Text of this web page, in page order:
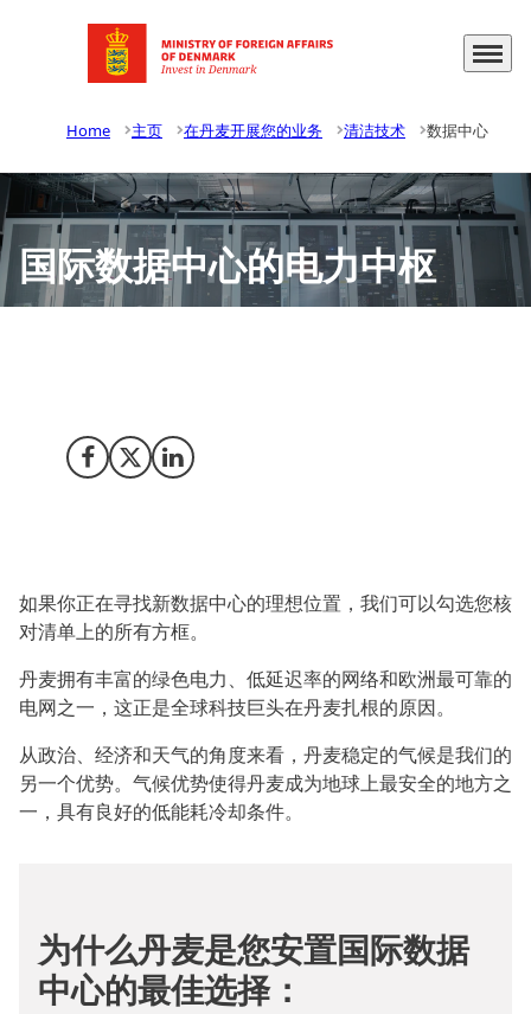
Go to frontpage Menu
Home 主页 在丹麦开展您的业务 清洁技术 数据中心
国际数据中心的电力中枢
Share on Facebook
Share on X (Twitter)
Share on LinkedIn
如果你正在寻找新数据中心的理想位置，我们可以勾选您核
对清单上的所有方框。
丹麦拥有丰富的绿色电力、低延迟率的网络和欧洲最可靠的
电网之一，这正是全球科技巨头在丹麦扎根的原因。
从政治、经济和天气的角度来看，丹麦稳定的气候是我们的
另一个优势。气候优势使得丹麦成为地球上最安全的地方之
一，具有良好的低能耗冷却条件。
为什么丹麦是您安置国际数据
中心的最佳选择：